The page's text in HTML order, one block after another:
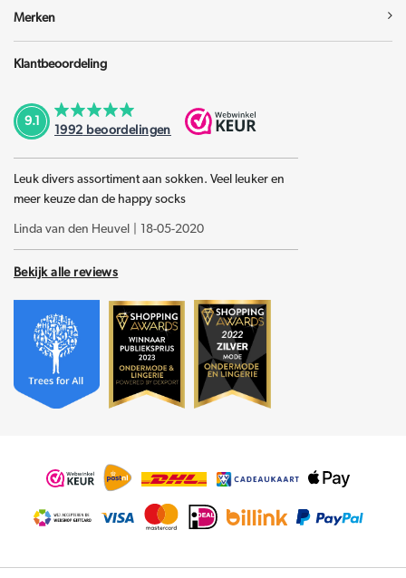
Merken
Klantbeoordeling
9.1
1992beoordelingen
Leuk divers assortiment aan sokken. Veel leuker en
meer keuze dan de happy socks
Linda van den Heuvel 18-05-2020
Bekijk alle reviews